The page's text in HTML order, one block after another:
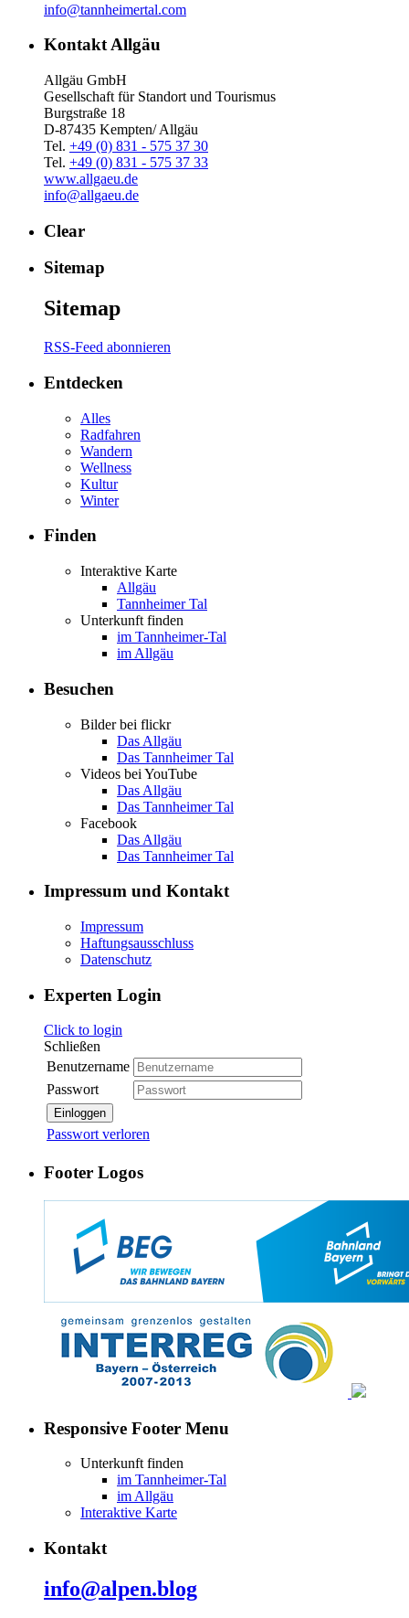
info@tannheimertal.com
Kontakt Allgäu
Allgäu GmbH
Gesellschaft für Standort und Tourismus
Burgstraße 18
D-87435 Kempten/ Allgäu
Tel. +49 (0) 831 - 575 37 30
Tel. +49 (0) 831 - 575 37 33
www.allgaeu.de
info@allgaeu.de
Clear
Sitemap
Sitemap
RSS-Feed abonnieren
Entdecken
Alles
Radfahren
Wandern
Wellness
Kultur
Winter
Finden
Interaktive Karte
Allgäu
Tannheimer Tal
Unterkunft finden
im Tannheimer-Tal
im Allgäu
Besuchen
Bilder bei flickr
Das Allgäu
Das Tannheimer Tal
Videos bei YouTube
Das Allgäu
Das Tannheimer Tal
Facebook
Das Allgäu
Das Tannheimer Tal
Impressum und Kontakt
Impressum
Haftungsausschluss
Datenschutz
Experten Login
Click to login
Schließen
Benutzername
Passwort
Einloggen
Passwort verloren
Footer Logos
Responsive Footer Menu
Unterkunft finden
im Tannheimer-Tal
im Allgäu
Interaktive Karte
Kontakt
info@alpen.blog